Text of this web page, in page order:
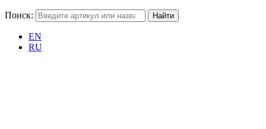
Поиск:
EN
RU